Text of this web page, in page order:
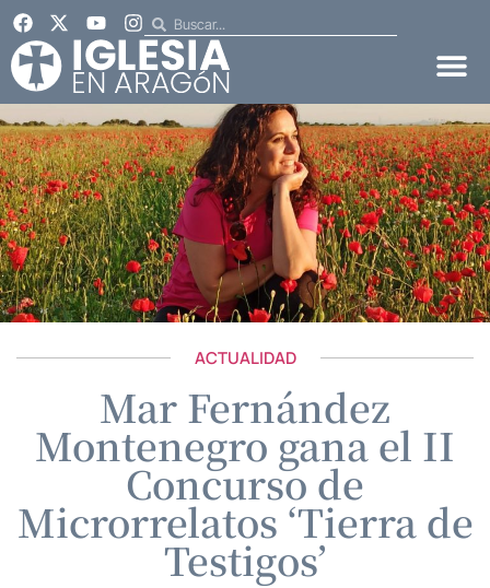
ACTUALIDAD
Mar Fernández
Montenegro gana el II
Concurso de
Microrrelatos ‘Tierra de
Testigos’